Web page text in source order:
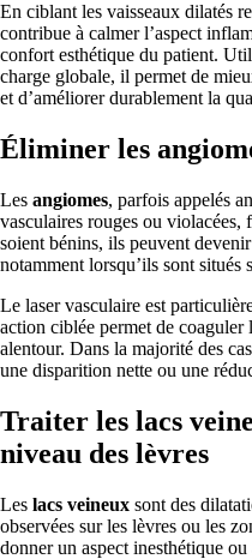
En ciblant les vaisseaux dilatés
contribue à calmer l’aspect
confort esthétique du patient.
charge globale, il permet de
et d’améliorer durablement la
Éliminer les
Les angiomes, parfois appelés
vasculaires rouges ou violacées,
soient bénins, ils peuvent
notamment lorsqu’ils sont situés
Le laser vasculaire est
action ciblée permet de coaguler
alentour. Dans la majorité des
une disparition nette ou une
Traiter les lacs
niveau des lèvres
Les lacs veineux sont des
observées sur les lèvres ou les
donner un aspect inesthétique